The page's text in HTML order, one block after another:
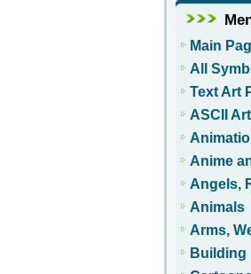
Main
All
Text Art
ASCII
Anime
Angels,
Animals
Arms,
Building